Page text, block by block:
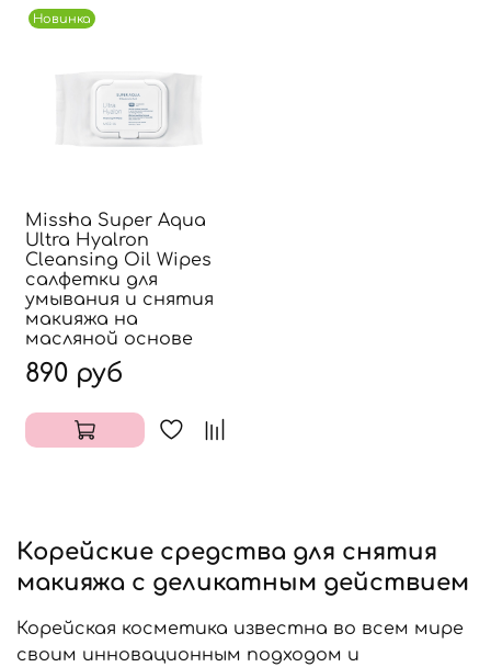
Новинка
Missha Super Aqua
Ultra Hyalron
Cleansing Oil Wipes
салфетки для
умывания и снятия
макияжа на
масляной основе
890 руб
Корейские средства для снятия
макияжа с деликатным действием
Корейская косметика известна во всем мире
своим инновационным подходом и